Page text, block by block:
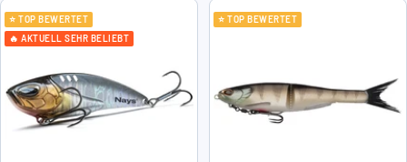
⭐ TOP BEWERTET
🔥 AKTUELL SEHR BELIEBT
⭐ TOP BEWERTET